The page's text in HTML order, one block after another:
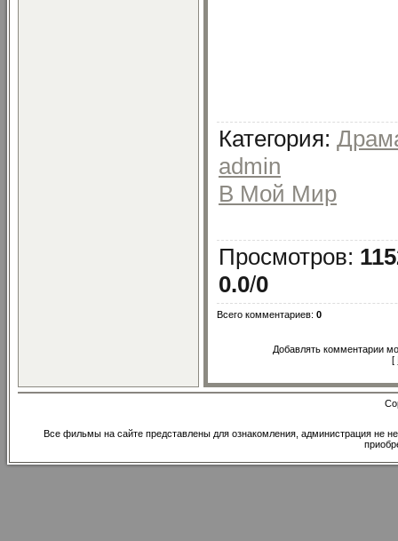
Категория:
admin
В Мой Мир
Просмотров:
0.0/0
Всего комментариев: 0
Добавлять комментарии
[
Все фильмы на сайте представлены для ознакомления, администрация не